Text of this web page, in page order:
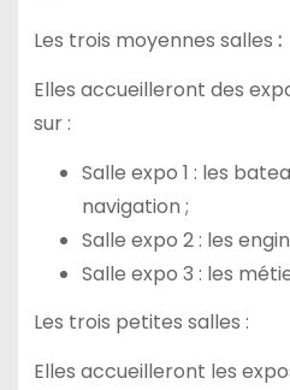
Les trois moyennes salles :
Elles accueilleront des
sur :
Salle expo 1 : les
navigation ;
Salle expo 2 : les
Salle expo 3 : les
Les trois petites salles :
Elles accueilleront les